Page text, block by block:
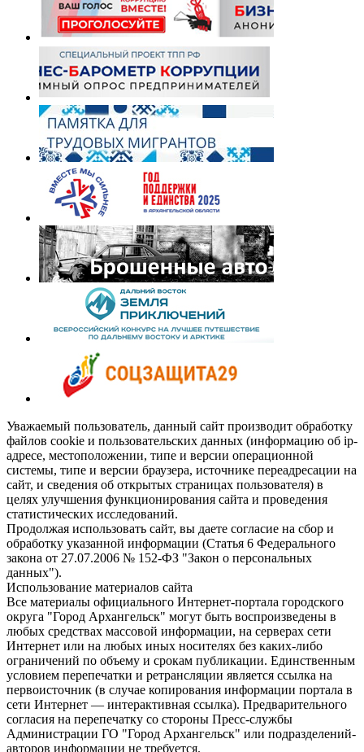
Уважаемый пользователь, данный сайт производит обработку
файлов cookie и пользовательских данных (информацию об ip-
адресе, местоположении, типе и версии операционной
системы, типе и версии браузера, источнике переадресации на
сайт, и сведения об открытых страницах пользователя) в
целях улучшения функционирования сайта и проведения
статистических исследований.
Продолжая использовать сайт, вы даете согласие на сбор и
обработку указанной информации (Статья 6 Федерального
закона от 27.07.2006 № 152-ФЗ "Закон о персональных
данных").
Использование материалов сайта
Все материалы официального Интернет-портала городского
округа "Город Архангельск" могут быть воспроизведены в
любых средствах массовой информации, на серверах сети
Интернет или на любых иных носителях без каких-либо
ограничений по объему и срокам публикации. Единственным
условием перепечатки и ретрансляции является ссылка на
первоисточник (в случае копирования информации портала в
сети Интернет — интерактивная ссылка). Предварительного
согласия на перепечатку со стороны Пресс-службы
Администрации ГО "Город Архангельск" или подразделений-
авторов информации не требуется.